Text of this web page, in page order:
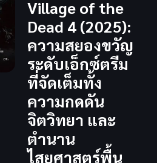
Village of the
Dead 4 (2025):
ความสยองขวัญ
ระดับเอ็กซ์ตรีม
ที่จัดเต็มทั้ง
ความกดดัน
จิตวิทยา และ
ตำนาน
ไสยศาสตร์พื้น